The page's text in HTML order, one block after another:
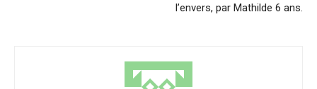
l’envers, par Mathilde 6 ans.